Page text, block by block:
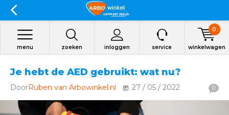
zoeken inloggen
menu service winkelwagen
0
Je hebt de AED gebruikt: wat nu?
DoorRuben van Arbowinkel.nl 27 / 05 / 2022 0